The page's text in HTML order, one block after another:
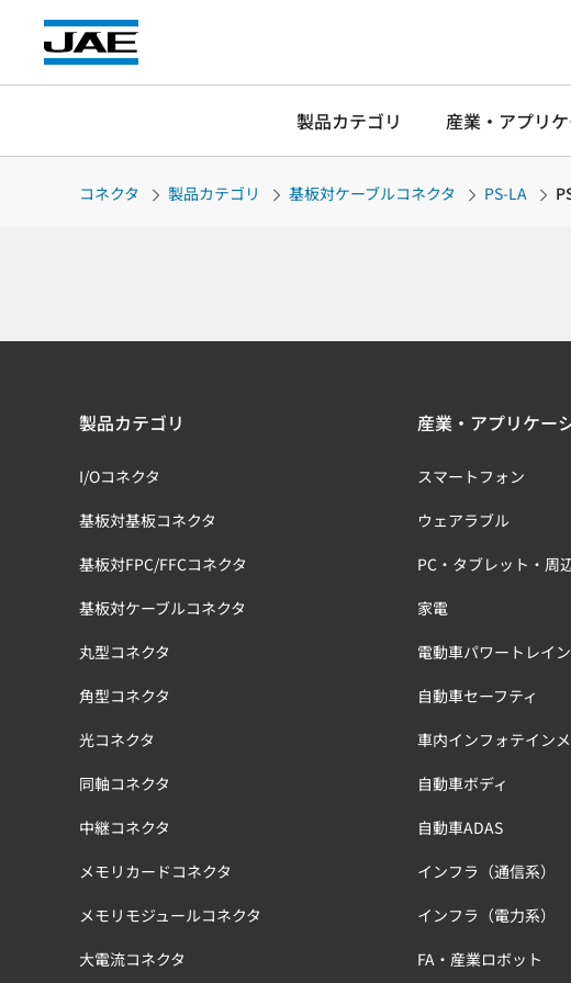
製品カテゴリ 産業・アプリ
コネクタ 製品カテゴリ 基板対ケーブルコネクタ PS-LA
製品カテゴリ
I/Oコネクタ
基板対基板コネクタ
基板対FPC/FFCコネクタ
基板対ケーブルコネクタ
丸型コネクタ
角型コネクタ
光コネクタ
同軸コネクタ
中継コネクタ
メモリカードコネクタ
メモリモジュールコネクタ
大電流コネクタ
産業・アプリケー
スマートフォン
ウェアラブル
PC・タブレット・周
家電
電動車パワートレイ
自動車セーフティ
車内インフォテイン
自動車ボディ
自動車ADAS
インフラ（通信系）
インフラ（電力系）
FA・産業ロボット